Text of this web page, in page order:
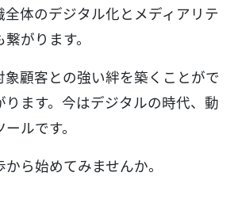
全体のデジタル化とメディアリテ
がります。
顧客との強い絆を築くことがで
ります。今はデジタルの時代、動
ルです。
ら始めてみませんか。